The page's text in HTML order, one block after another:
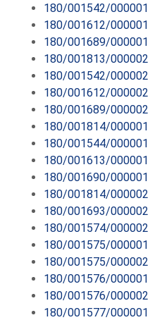
180/001542/000001
180/001612/000001
180/001689/000001
180/001813/000002
180/001542/000002
180/001612/000002
180/001689/000002
180/001814/000001
180/001544/000001
180/001613/000001
180/001690/000001
180/001814/000002
180/001693/000002
180/001574/000002
180/001575/000001
180/001575/000002
180/001576/000001
180/001576/000002
180/001577/000001